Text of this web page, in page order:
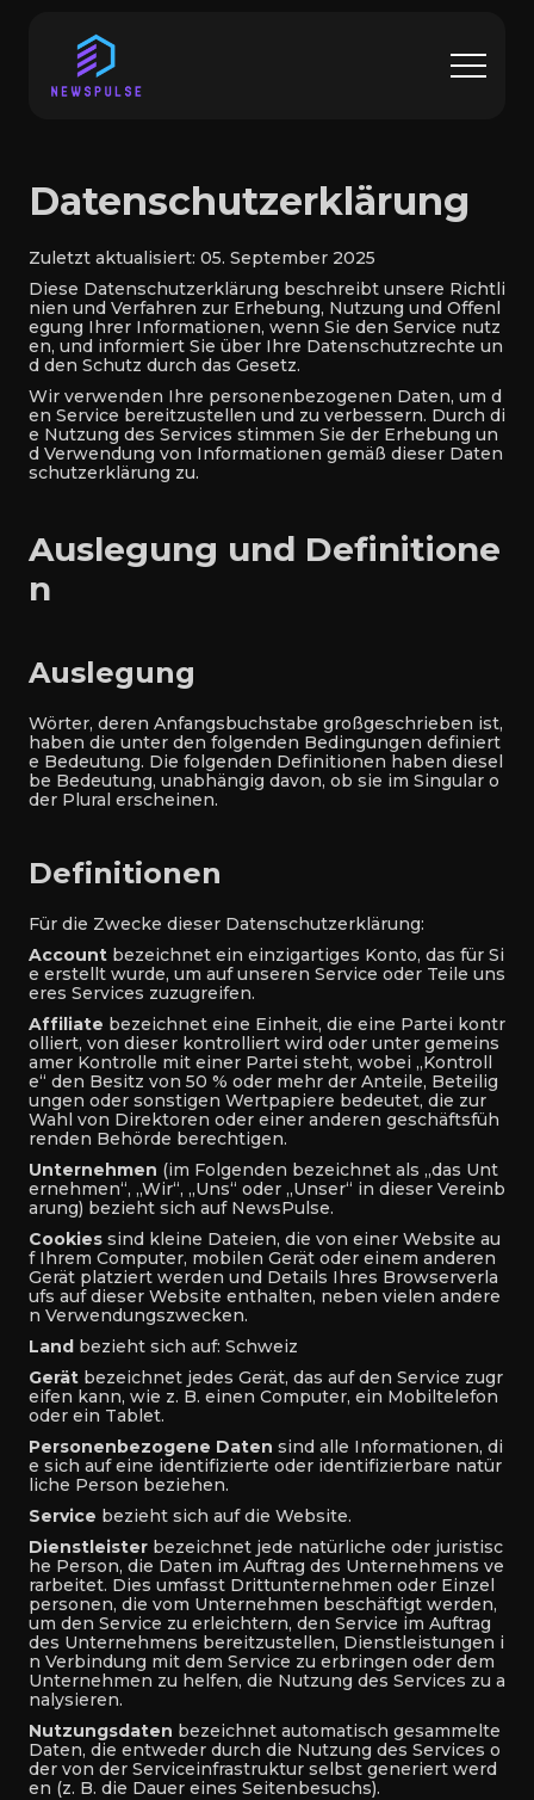
Datenschutzerklärung
Zuletzt aktualisiert: 05. September 2025
Diese Datenschutzerklärung beschreibt unsere Richtli
nien und Verfahren zur Erhebung, Nutzung und Offenl
egung Ihrer Informationen, wenn Sie den Service nutz
en, und informiert Sie über Ihre Datenschutzrechte un
d den Schutz durch das Gesetz.
Wir verwenden Ihre personenbezogenen Daten, um d
en Service bereitzustellen und zu verbessern. Durch di
e Nutzung des Services stimmen Sie der Erhebung un
d Verwendung von Informationen gemäß dieser Daten
schutzerklärung zu.
Auslegung und Definitione
n
Auslegung
Wörter, deren Anfangsbuchstabe großgeschrieben ist,
haben die unter den folgenden Bedingungen definiert
e Bedeutung. Die folgenden Definitionen haben diesel
be Bedeutung, unabhängig davon, ob sie im Singular o
der Plural erscheinen.
Definitionen
Für die Zwecke dieser Datenschutzerklärung:
Account bezeichnet ein einzigartiges Konto, das für Si
e erstellt wurde, um auf unseren Service oder Teile uns
eres Services zuzugreifen.
Affiliate bezeichnet eine Einheit, die eine Partei kontr
olliert, von dieser kontrolliert wird oder unter gemeins
amer Kontrolle mit einer Partei steht, wobei „Kontroll
e“ den Besitz von 50 % oder mehr der Anteile, Beteilig
ungen oder sonstigen Wertpapiere bedeutet, die zur
Wahl von Direktoren oder einer anderen geschäftsfüh
renden Behörde berechtigen.
Unternehmen (im Folgenden bezeichnet als „das Unt
ernehmen“, „Wir“, „Uns“ oder „Unser“ in dieser Vereinb
arung) bezieht sich auf NewsPulse.
Cookies sind kleine Dateien, die von einer Website au
f Ihrem Computer, mobilen Gerät oder einem anderen
Gerät platziert werden und Details Ihres Browserverla
ufs auf dieser Website enthalten, neben vielen andere
n Verwendungszwecken.
Land bezieht sich auf: Schweiz
Gerät bezeichnet jedes Gerät, das auf den Service zugr
eifen kann, wie z. B. einen Computer, ein Mobiltelefon
oder ein Tablet.
Personenbezogene Daten sind alle Informationen, di
e sich auf eine identifizierte oder identifizierbare natür
liche Person beziehen.
Service bezieht sich auf die Website.
Dienstleister bezeichnet jede natürliche oder juristisc
he Person, die Daten im Auftrag des Unternehmens ve
rarbeitet. Dies umfasst Drittunternehmen oder Einzel
personen, die vom Unternehmen beschäftigt werden,
um den Service zu erleichtern, den Service im Auftrag
des Unternehmens bereitzustellen, Dienstleistungen i
n Verbindung mit dem Service zu erbringen oder dem
Unternehmen zu helfen, die Nutzung des Services zu a
nalysieren.
Nutzungsdaten bezeichnet automatisch gesammelte
Daten, die entweder durch die Nutzung des Services o
der von der Serviceinfrastruktur selbst generiert werd
en (z. B. die Dauer eines Seitenbesuchs).